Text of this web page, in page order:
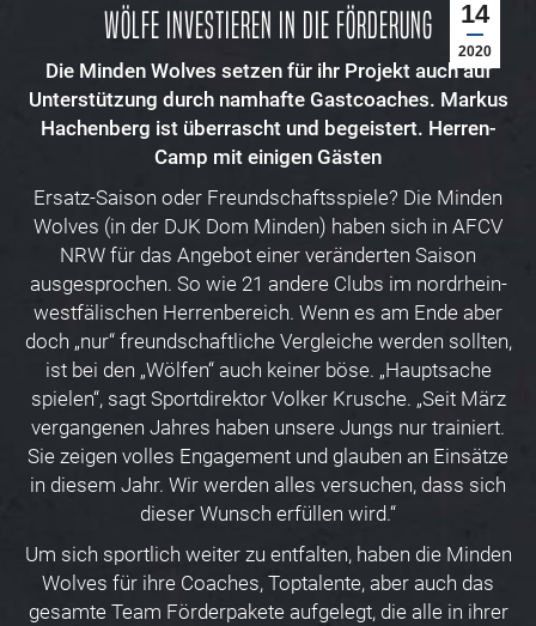
14
2020
Wölfe investieren in die Förderung
Die Minden Wolves setzen für ihr Projekt auch auf
Unterstützung durch namhafte Gastcoaches. Markus
Hachenberg ist überrascht und begeistert. Herren-
Camp mit einigen Gästen
Ersatz-Saison oder Freundschaftsspiele? Die Minden
Wolves (in der DJK Dom Minden) haben sich in AFCV
NRW für das Angebot einer veränderten Saison
ausgesprochen. So wie 21 andere Clubs im nordrhein-
westfälischen Herrenbereich. Wenn es am Ende aber
doch „nur“ freundschaftliche Vergleiche werden sollten,
ist bei den „Wölfen“ auch keiner böse. „Hauptsache
spielen“, sagt Sportdirektor Volker Krusche. „Seit März
vergangenen Jahres haben unsere Jungs nur trainiert.
Sie zeigen volles Engagement und glauben an Einsätze
in diesem Jahr. Wir werden alles versuchen, dass sich
dieser Wunsch erfüllen wird.“
Um sich sportlich weiter zu entfalten, haben die Minden
Wolves für ihre Coaches, Toptalente, aber auch das
gesamte Team Förderpakete aufgelegt, die alle in ihrer